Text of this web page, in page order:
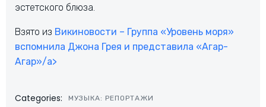
эстетского блюза.
Взято из Викиновости – Группа «Уровень моря»
вспомнила Джона Грея и представила «Агар-
Агар»/a>
Categories: МУЗЫКА: РЕПОРТАЖИ